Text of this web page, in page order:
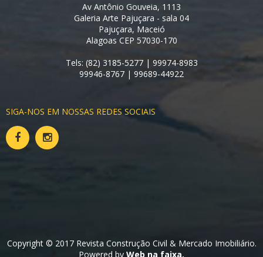
Av Antônio Gouveia, 1113
Galeria Arte Pajuçara - sala 04
Pajuçara, Maceió
Alagoas CEP 57030-170
Tels: (82) 3185-5277 | 99974-8983
99946-8767 | 99689-44922
SIGA-NOS EM NOSSAS REDES SOCIAIS
Copyright © 2017 Revista Construção Civil & Mercado Imobiliário.
Powered by Web na faixa.